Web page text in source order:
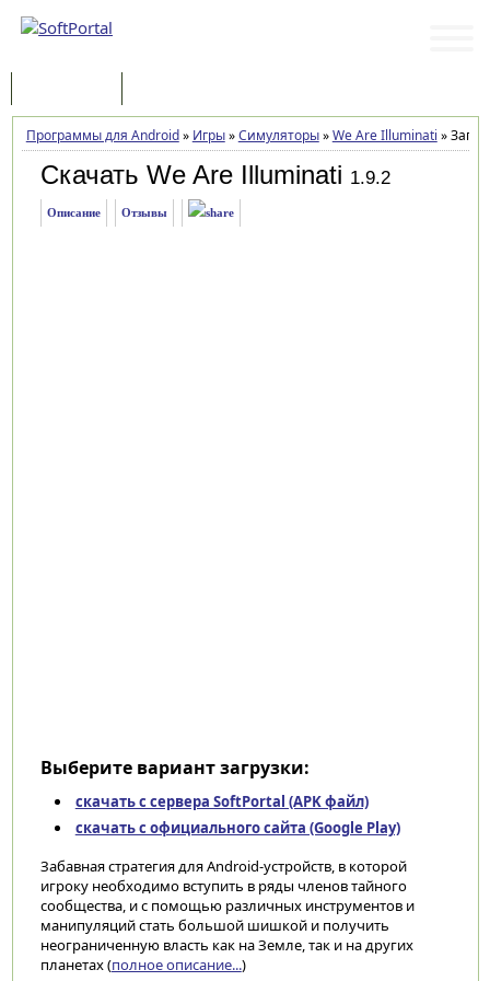
Программы для Android» Игры»Симуляторы»We Are Illuminati »
Скачать We Are Illuminati 1.9.2
Описание Отзывы
Выберите вариант загрузки:
скачать с сервера SoftPortal (APK файл)
скачать с официального сайта (Google Play)
Забавная стратегия для Android-устройств, в которой
игроку необходимо вступить в ряды членов тайного
сообщества, и с помощью различных инструментов и
манипуляций стать большой шишкой и получить
неограниченную власть как на Земле, так и на других
планетах (полное описание...)